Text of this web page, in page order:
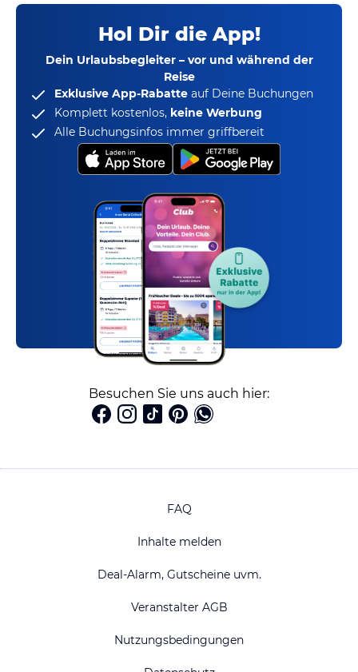
Hol Dir die App!
Dein Urlaubsbegleiter – vor und während der
Reise
Exklusive App-Rabatte auf Deine Buchungen
Komplett kostenlos, keine Werbung
Alle Buchungsinfos immer griffbereit
Besuchen Sie uns auch hier:
FAQ
Inhalte melden
Deal-Alarm, Gutscheine uvm.
Veranstalter AGB
Nutzungsbedingungen